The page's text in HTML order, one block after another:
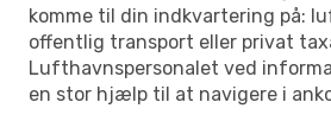
komme til din indkvartering på:
offentlig transport eller privat
Lufthavnspersonalet ved
en stor hjælp til at navigere i